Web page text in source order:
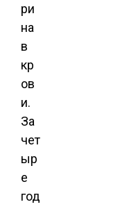
ри
на
в
кр
ов
и.
За
чет
ыр
е
год